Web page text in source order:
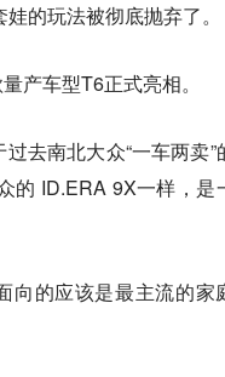
的玩法被彻底抛弃了。
产车型T6正式亮相。
去南北大众“一车两卖”
的 ID.ERA 9X一样，是
向的应该是最主流的家